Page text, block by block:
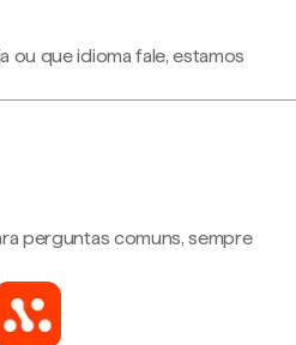
ou que idioma fale, estamos
perguntas comuns, sempre